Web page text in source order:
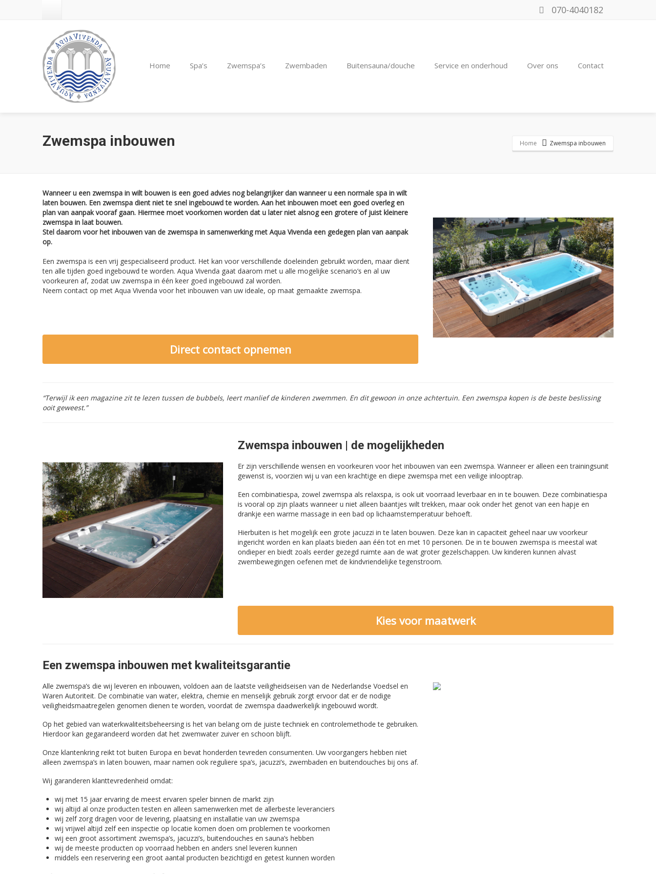
070-4040182
Home Spa’s Zwemspa’s Zwembaden Buitensauna/douche Service en onderhoud Over ons Contact
Zwemspa inbouwen Home Zwemspa inbouwen
Wanneer u een zwemspa in wilt bouwen is een goed advies nog belangrijker dan wanneer u een normale spa in wilt
laten bouwen. Een zwemspa dient niet te snel ingebouwd te worden. Aan het inbouwen moet een goed overleg en
plan van aanpak vooraf gaan. Hiermee moet voorkomen worden dat u later niet alsnog een grotere of juist kleinere
zwemspa in laat bouwen.
Stel daarom voor het inbouwen van de zwemspa in samenwerking met Aqua Vivenda een gedegen plan van aanpak
op.
Een zwemspa is een vrij gespecialiseerd product. Het kan voor verschillende doeleinden gebruikt worden, maar dient
ten alle tijden goed ingebouwd te worden. Aqua Vivenda gaat daarom met u alle mogelijke scenario’s en al uw
voorkeuren af, zodat uw zwemspa in één keer goed ingebouwd zal worden.
Neem contact op met Aqua Vivenda voor het inbouwen van uw ideale, op maat gemaakte zwemspa.
Direct contact opnemen
“Terwijl ik een magazine zit te lezen tussen de bubbels, leert manlief de kinderen zwemmen. En dit gewoon in onze achtertuin. Een zwemspa kopen is de beste beslissing
ooit geweest.”
Zwemspa inbouwen | de mogelijkheden
Er zijn verschillende wensen en voorkeuren voor het inbouwen van een zwemspa. Wanneer er alleen een trainingsunit
gewenst is, voorzien wij u van een krachtige en diepe zwemspa met een veilige inlooptrap.
Een combinatiespa, zowel zwemspa als relaxspa, is ook uit voorraad leverbaar en in te bouwen. Deze combinatiespa
is vooral op zijn plaats wanneer u niet alleen baantjes wilt trekken, maar ook onder het genot van een hapje en
drankje een warme massage in een bad op lichaamstemperatuur behoeft.
Hierbuiten is het mogelijk een grote jacuzzi in te laten bouwen. Deze kan in capaciteit geheel naar uw voorkeur
ingericht worden en kan plaats bieden aan één tot en met 10 personen. De in te bouwen zwemspa is meestal wat
ondieper en biedt zoals eerder gezegd ruimte aan de wat groter gezelschappen. Uw kinderen kunnen alvast
zwembewegingen oefenen met de kindvriendelijke tegenstroom.
Kies voor maatwerk
Een zwemspa inbouwen met kwaliteitsgarantie
Alle zwemspa’s die wij leveren en inbouwen, voldoen aan de laatste veiligheidseisen van de Nederlandse Voedsel en
Waren Autoriteit. De combinatie van water, elektra, chemie en menselijk gebruik zorgt ervoor dat er de nodige
veiligheidsmaatregelen genomen dienen te worden, voordat de zwemspa daadwerkelijk ingebouwd wordt.
Op het gebied van waterkwaliteitsbeheersing is het van belang om de juiste techniek en controlemethode te gebruiken.
Hierdoor kan gegarandeerd worden dat het zwemwater zuiver en schoon blijft.
Onze klantenkring reikt tot buiten Europa en bevat honderden tevreden consumenten. Uw voorgangers hebben niet
alleen zwemspa’s in laten bouwen, maar namen ook reguliere spa’s, jacuzzi’s, zwembaden en buitendouches bij ons af.
Wij garanderen klanttevredenheid omdat:
wij met 15 jaar ervaring de meest ervaren speler binnen de markt zijn
wij altijd al onze producten testen en alleen samenwerken met de allerbeste leveranciers
wij zelf zorg dragen voor de levering, plaatsing en installatie van uw zwemspa
wij vrijwel altijd zelf een inspectie op locatie komen doen om problemen te voorkomen
wij een groot assortiment zwemspa’s, jacuzzi’s, buitendouches en sauna’s hebben
wij de meeste producten op voorraad hebben en anders snel leveren kunnen
middels een reservering een groot aantal producten bezichtigd en getest kunnen worden